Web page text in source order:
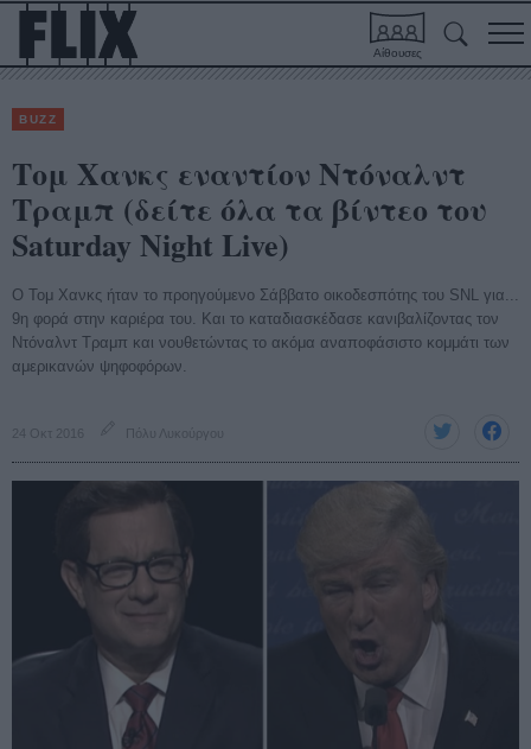
Αίθουσες
BUZZ
Τομ Χανκς εναντίον Ντόναλντ
Τραμπ (δείτε όλα τα βίντεο του
Saturday Night Live)
Ο Τομ Χανκς ήταν το προηγούμενο Σάββατο οικοδεσπότης του SNL για...
9η φορά στην καριέρα του. Και το καταδιασκέδασε κανιβαλίζοντας τον
Ντόναλντ Τραμπ και νουθετώντας το ακόμα αναποφάσιστο κομμάτι των
αμερικανών ψηφοφόρων.
24 Οκτ 2016 Πόλυ Λυκούργου